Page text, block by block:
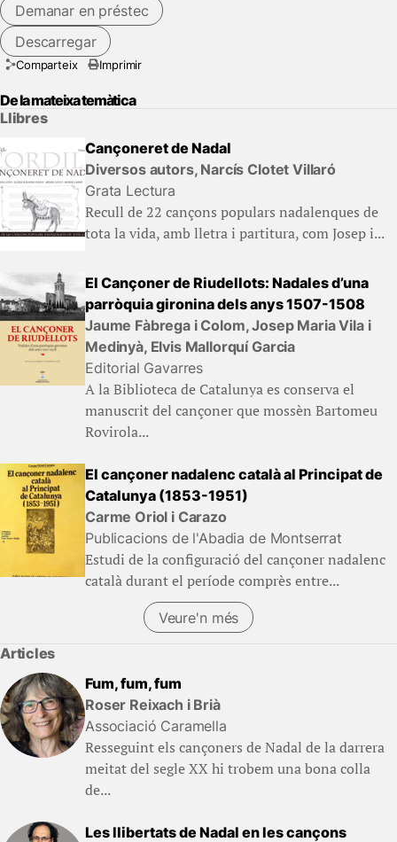
Demanar en préstec
Descarregar
Comparteix Imprimir
De la mateixa temàtica
Llibres
Cançoneret de Nadal
Diversos autors, Narcís Clotet Villaró
Grata Lectura
Recull de 22 cançons populars nadalenques de
tota la vida, amb lletra i partitura, com Josep i...
El Cançoner de Riudellots: Nadales d’una
parròquia gironina dels anys 1507-1508
Jaume Fàbrega i Colom, Josep Maria Vila i
Medinyà, Elvis Mallorquí Garcia
Editorial Gavarres
A la Biblioteca de Catalunya es conserva el
manuscrit del cançoner que mossèn Bartomeu
Rovirola...
El cançoner nadalenc català al Principat de
Catalunya (1853-1951)
Carme Oriol i Carazo
Publicacions de l'Abadia de Montserrat
Estudi de la configuració del cançoner nadalenc
català durant el període comprès entre...
Veure'n més
Articles
Fum, fum, fum
Roser Reixach i Brià
Associació Caramella
Resseguint els cançoners de Nadal de la darrera
meitat del segle XX hi trobem una bona colla
de...
Les llibertats de Nadal en les cançons